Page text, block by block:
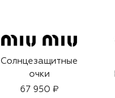
Солнцезащитные
очки
67 950 ₽